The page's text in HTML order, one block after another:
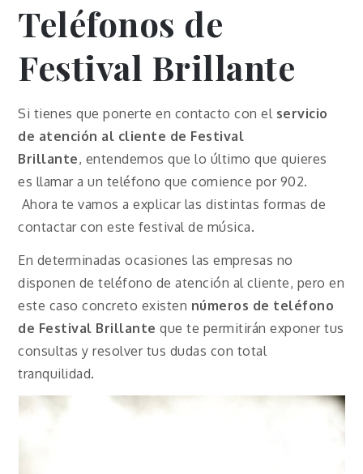
Teléfonos de
Festival Brillante
Si tienes que ponerte en contacto con el servicio
de atención al cliente de Festival
Brillante, entendemos que lo último que quieres
es llamar a un teléfono que comience por 902.
Ahora te vamos a explicar las distintas formas de
contactar con este festival de música.
En determinadas ocasiones las empresas no
disponen de teléfono de atención al cliente, pero en
este caso concreto existen números de teléfono
de Festival Brillante que te permitirán exponer tus
consultas y resolver tus dudas con total
tranquilidad.